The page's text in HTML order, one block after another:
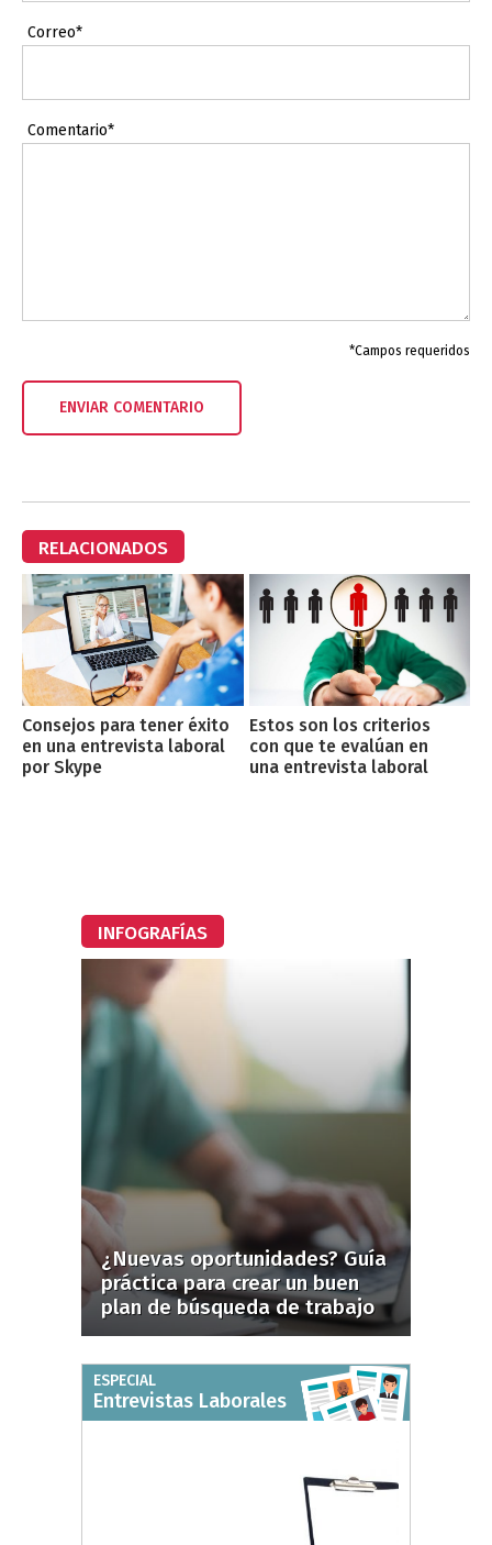
Correo*
Comentario*
*Campos requeridos
RELACIONADOS
Consejos para tener éxito
en una entrevista laboral
por Skype
Estos son los criterios
con que te evalúan en
una entrevista laboral
INFOGRAFÍAS
¿Nuevas oportunidades? Guía
práctica para crear un buen
plan de búsqueda de trabajo
ESPECIAL
Entrevistas Laborales